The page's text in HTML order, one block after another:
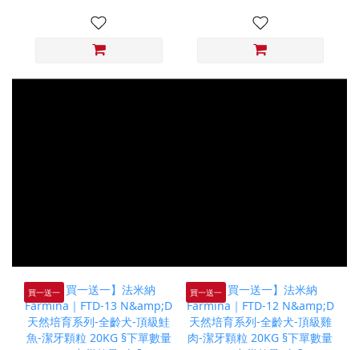
買一送一 買一送一